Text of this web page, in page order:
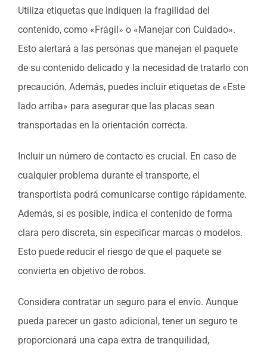
Utiliza etiquetas que indiquen la fragilidad del
contenido, como «Frágil» o «Manejar con Cuidado».
Esto alertará a las personas que manejan el paquete
de su contenido delicado y la necesidad de tratarlo con
precaución. Además, puedes incluir etiquetas de «Este
lado arriba» para asegurar que las placas sean
transportadas en la orientación correcta.
Incluir un número de contacto es crucial. En caso de
cualquier problema durante el transporte, el
transportista podrá comunicarse contigo rápidamente.
Además, si es posible, indica el contenido de forma
clara pero discreta, sin especificar marcas o modelos.
Esto puede reducir el riesgo de que el paquete se
convierta en objetivo de robos.
Considera contratar un seguro para el envío. Aunque
pueda parecer un gasto adicional, tener un seguro te
proporcionará una capa extra de tranquilidad,